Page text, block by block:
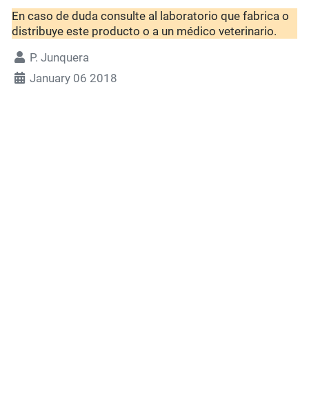
En caso de duda consulte al laboratorio que fabrica o
distribuye este producto o a un médico veterinario.
P. Junquera
January 06 2018